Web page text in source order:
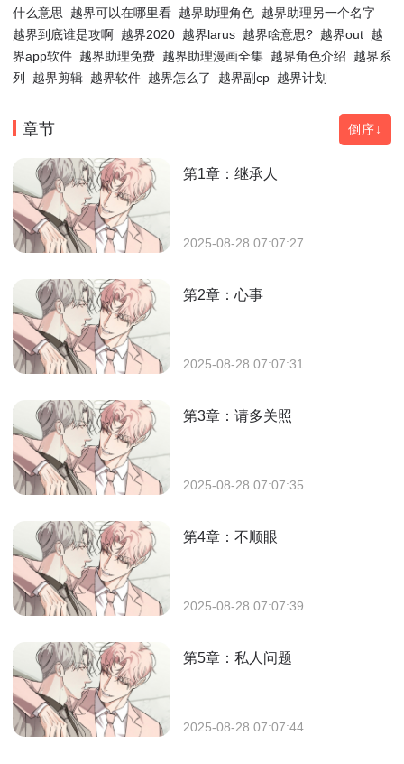
什么意思
越界可以在哪里看 越界助理角色 越界助理另一个名字
越界到底谁是攻啊 越界2020 越界larus 越界啥意思? 越界out 越
界app软件 越界助理免费 越界助理漫画全集 越界角色介绍
越界系
列
越界剪辑 越界软件 越界怎么了 越界副cp 越界计划
章节 倒序↓
第1章：继承人
2025-08-28 07:07:27
第2章：心事
2025-08-28 07:07:31
第3章：请多关照
2025-08-28 07:07:35
第4章：不顺眼
2025-08-28 07:07:39
第5章：私人问题
2025-08-28 07:07:44